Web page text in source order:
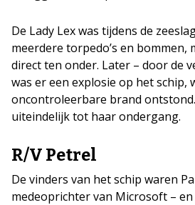
De Lady Lex was tijdens de
meerdere torpedo’s en bommen,
direct ten onder. Later – door de
was er een explosie op het schip,
oncontroleerbare brand
uiteindelijk tot haar ondergang.
R/V Petrel
De vinders van het schip waren
medeoprichter van Microsoft – en